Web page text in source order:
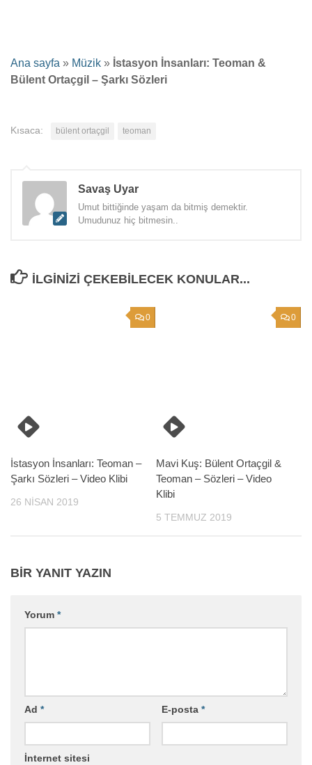
Ana sayfa » Müzik » İstasyon İnsanları: Teoman &
Bülent Ortaçgil – Şarkı Sözleri
Kısaca: bülent ortaçgil teoman
Savaş Uyar
Umut bittiğinde yaşam da bitmiş demektir.
Umudunuz hiç bitmesin..
İLGINIZI ÇEKEBILECEK KONULAR...
0
İstasyon İnsanları: Teoman –
Şarkı Sözleri – Video Klibi
26 NISAN 2019
0
Mavi Kuş: Bülent Ortaçgil &
Teoman – Sözleri – Video
Klibi
5 TEMMUZ 2019
BIR YANIT YAZIN
Yorum *
Ad * E-posta *
İnternet sitesi